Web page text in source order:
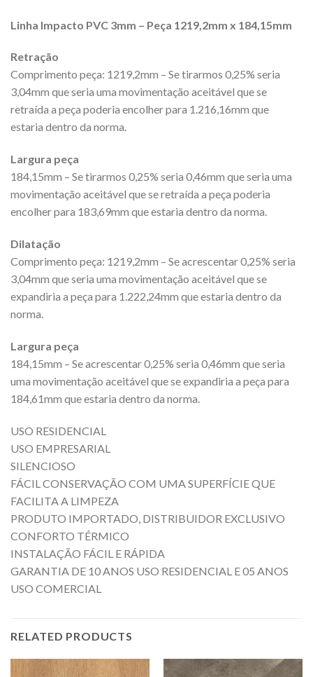
Linha Impacto PVC 3mm – Peça 1219,2mm x 184,15mm
Retração
Comprimento peça: 1219,2mm – Se tirarmos 0,25% seria
3,04mm que seria uma movimentação aceitável que se
retraída a peça poderia encolher para 1.216,16mm que
estaria dentro da norma.
Largura peça
184,15mm – Se tirarmos 0,25% seria 0,46mm que seria uma
movimentação aceitável que se retraída a peça poderia
encolher para 183,69mm que estaria dentro da norma.
Dilatação
Comprimento peça: 1219,2mm – Se acrescentar 0,25% seria
3,04mm que seria uma movimentação aceitável que se
expandiria a peça para 1.222,24mm que estaria dentro da
norma.
Largura peça
184,15mm – Se acrescentar 0,25% seria 0,46mm que seria
uma movimentação aceitável que se expandiria a peça para
184,61mm que estaria dentro da norma.
USO RESIDENCIAL
USO EMPRESARIAL
SILENCIOSO
FÁCIL CONSERVAÇÃO COM UMA SUPERFÍCIE QUE
FACILITA A LIMPEZA
PRODUTO IMPORTADO, DISTRIBUIDOR EXCLUSIVO
CONFORTO TÉRMICO
INSTALAÇÃO FÁCIL E RÁPIDA
GARANTIA DE 10 ANOS USO RESIDENCIAL E 05 ANOS
USO COMERCIAL
RELATED PRODUCTS